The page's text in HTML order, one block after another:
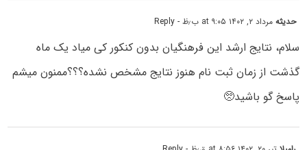
حدیثهمرداد ۲, ۱۴۰۲ at ۹:۰۵ ب٫ظ - Reply
سلام، نتایج ارشد این فرهنگیان بدون کنکور کی میاد یک ماه
گذشت از زمان ثبت نام هنوز نتایج مشخص نشده؟؟؟‌ممنون میشم
پاسخ گو باشید🥺